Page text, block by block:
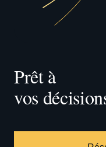
Prêt à
tracer
vos